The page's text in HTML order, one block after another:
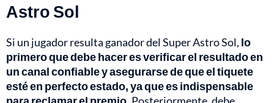
Astro Sol
Si un jugador resulta ganador del Super Astro Sol, lo
primero que debe hacer es verificar el resultado en
un canal confiable y asegurarse de que el tiquete
esté en perfecto estado, ya que es indispensable